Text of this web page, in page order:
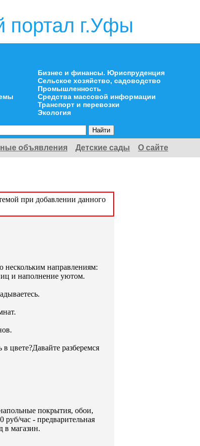
портал г.Уфы
Бизнес и финансы. Юриспруденция
Сельское хозяйство, садоводство
Промышленность
Средства массовой информации
Транспорт и перевозки
Экология
объявления Детские сады О сайте
при добавлении данного
нескольким направлениям:
и наполнение уютом.
цвете?Давайте разберемся
покрытия, обои,
руб/час - предварительная
в магазин.